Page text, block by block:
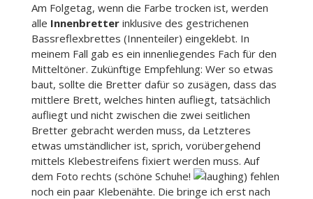
Am Folgetag, wenn die Farbe trocken ist, werden
alle Innenbretterinklusive des gestrichenen
Bassreflexbrettes (Innenteiler) eingeklebt. In
meinem Fall gab es ein innenliegendes Fach für den
Mitteltöner. Zukünftige Empfehlung: Wer so etwas
baut, sollte die Bretter dafür so zusägen, dass das
mittlere Brett, welches hinten aufliegt, tatsächlich
aufliegt und nicht zwischen die zwei seitlichen
Bretter gebracht werden muss, da Letzteres
etwas umständlicher ist, sprich, vorübergehend
mittels Klebestreifens fixiert werden muss. Auf
dem Foto rechts (schöne Schuhe!
) fehlen
noch ein paar Klebenähte. Die bringe ich erst nach